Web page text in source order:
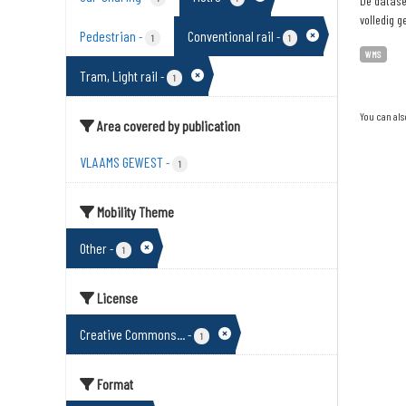
Pedestrian - 1 Conventional rail - 1
Tram, Light rail - 1
Area covered by publication
VLAAMS GEWEST- 1
Mobility Theme
Other- 1
License
Creative Commons...- 1
Format
volledig
WMS
You can